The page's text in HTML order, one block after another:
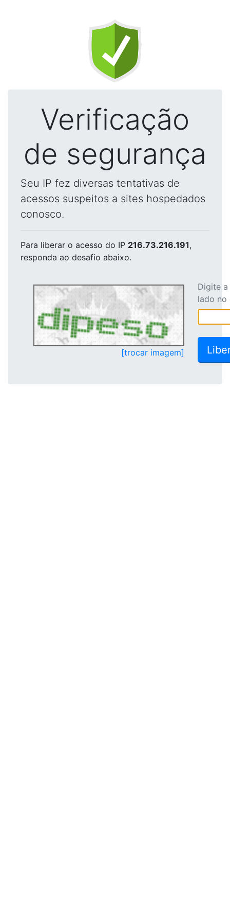
Verificação
de segurança
Seu IP fez diversas tentativas de
acessos suspeitos a sites hospedados
conosco.
Para liberar o acesso do IP 216.73.216.191,
responda ao desafio abaixo.
[trocar imagem]
Digite
lado no